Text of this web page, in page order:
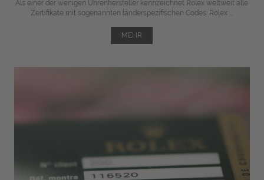
Als einer der wenigen Uhrenhersteller kennzeichnet Rolex weltweit alle
Zertifikate mit sogenannten länderspezifischen Codes. Rolex ...
MEHR